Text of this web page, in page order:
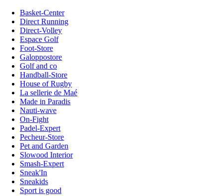
Basket-Center
Direct Running
Direct-Volley
Espace Golf
Foot-Store
Galoppostore
Golf and co
Handball-Store
House of Rugby
La sellerie de Maé
Made in Paradis
Nauti-wave
On-Fight
Padel-Expert
Pecheur-Store
Pet and Garden
Slowood Interior
Smash-Expert
Sneak'In
Sneakids
Sport is good